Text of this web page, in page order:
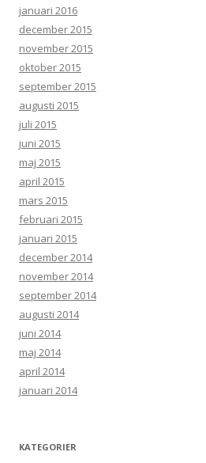
januari 2016
december 2015
november 2015
oktober 2015
september 2015
augusti 2015
juli 2015
juni 2015
maj 2015
april 2015
mars 2015
februari 2015
januari 2015
december 2014
november 2014
september 2014
augusti 2014
juni 2014
maj 2014
april 2014
januari 2014
KATEGORIER